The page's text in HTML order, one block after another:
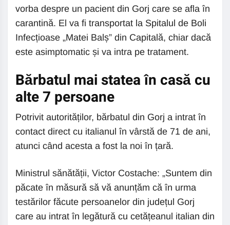
vorba despre un pacient din Gorj care se afla în
carantină. El va fi transportat la Spitalul de Boli
Infecțioase „Matei Balș” din Capitală, chiar dacă
este asimptomatic și va intra pe tratament.
Bărbatul mai statea în casă cu
alte 7 persoane
Potrivit autorităților, bărbatul din Gorj a intrat în
contact direct cu italianul în vârstă de 71 de ani,
atunci când acesta a fost la noi în țară.
Ministrul sănătății, Victor Costache: „Suntem din
păcate în măsură să vă anunțăm că în urma
testărilor făcute persoanelor din județul Gorj
care au intrat în legătură cu cetățeanul italian din